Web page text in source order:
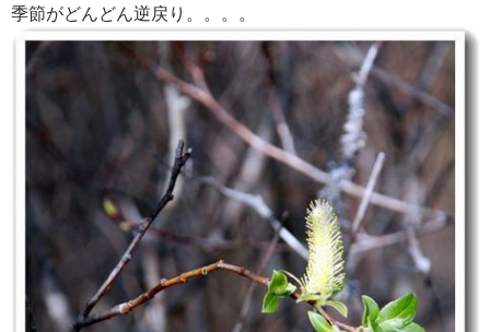
季節がどんどん逆戻り。。。。